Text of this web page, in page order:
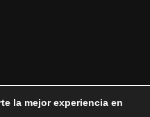
la mejor experiencia en